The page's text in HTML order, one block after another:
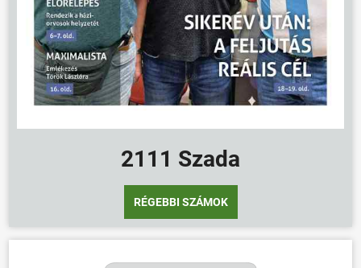
HÍREK
VÁLASZTÁSOK
2111 Szada
RÉGEBBI SZÁMOK